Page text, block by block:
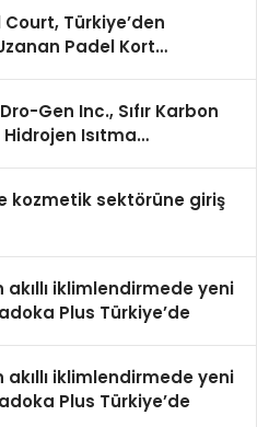
Court, Türkiye’den
Padel Kort
Gen Inc., Sıfır Karbon
Isıtma
kozmetik sektörüne giriş
akıllı iklimlendirmede yeni
Plus Türkiye’de
akıllı iklimlendirmede yeni
Plus Türkiye’de